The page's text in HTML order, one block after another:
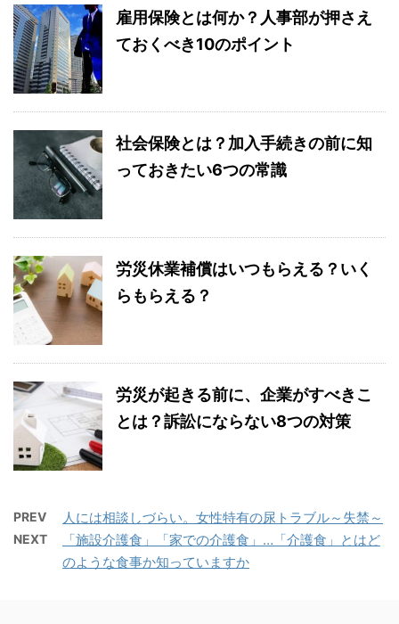
雇用保険とは何か？人事部が押さえ
ておくべき10のポイント
社会保険とは？加入手続きの前に知
っておきたい6つの常識
労災休業補償はいつもらえる？いく
らもらえる？
労災が起きる前に、企業がすべきこ
とは？訴訟にならない8つの対策
PREV 人には相談しづらい。女性特有の尿トラブル～失禁～
NEXT
「施設介護食」「家での介護食」…「介護食」とはど
のような食事か知っていますか